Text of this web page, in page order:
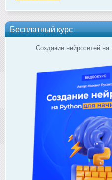
Бесплатный курс
Создание нейросетей